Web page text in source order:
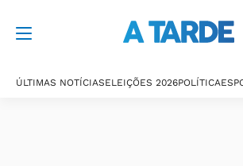
ÚLTIMAS NOTÍCIASELEIÇÕES 2026POLÍTICA